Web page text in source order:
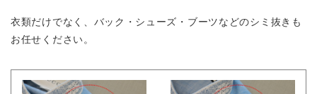
衣類だけでなく、バック・シューズ・ブーツなどのシミ抜きも
お任せください。